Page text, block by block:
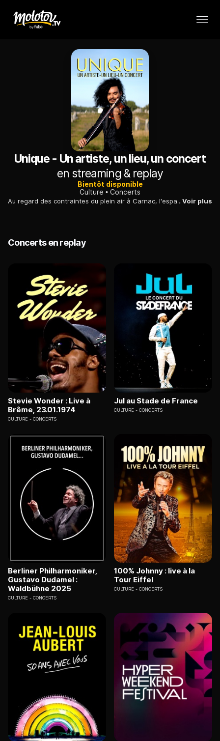
Unique - Un artiste, un lieu, un concert
en streaming & replay
Bientôt disponible
Culture
Concerts
Au regard des contraintes du plein air à Carnac, l'espace de jeu du violoniste franco-serbe Nemanja Radulovic et de ses musiciens a été repensé, pour un concert enregistré d'un seul trait. Aux côtés de l'œuvre de Rimski-Korsakov, le soliste a inscrit Bach, Vivaldi, Kreisler, Bloch et des musiques traditionnelles serbes. La mixité du programme, qui souhaite associer des œuvres populaires à d'autres moins familières du grand public, permet également à Nemanja Radulovic de se livrer sur sa relation à la musique.Voir plus
Concerts en replay
Stevie Wonder : Live à
Brême, 23.01.1974
CULTURE CONCERTS
Jul au Stade de France
CULTURE CONCERTS
Berliner Philharmoniker,
Gustavo Dudamel :
Waldbühne 2025
CULTURE CONCERTS
100% Johnny : live à la
Tour Eiffel
CULTURE CONCERTS